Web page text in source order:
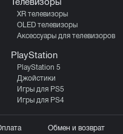
XR телевизоры
OLED телевизоры
Аксессуары для телевизоров
PlayStation
PlayStation 5
Джойстики
Игры для PS5
Игры для PS4
Обмен и возврат